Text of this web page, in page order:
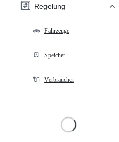
#️⃣ Regelung
🚗 Fahrzeuge
🪫 Speicher
🔌 Verbraucher